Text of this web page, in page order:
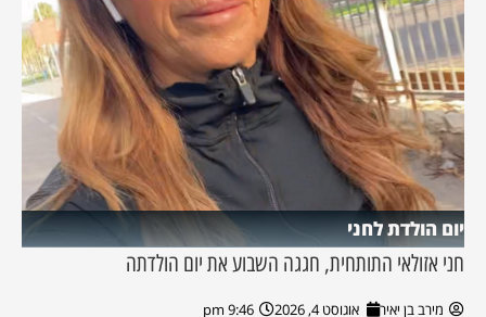
יום הולדת לחני
חני אזולאי התותחית, חגגה השבוע את יום הולדתה
מירב בן יאיר אוגוסט 4, 2026 9:46 pm